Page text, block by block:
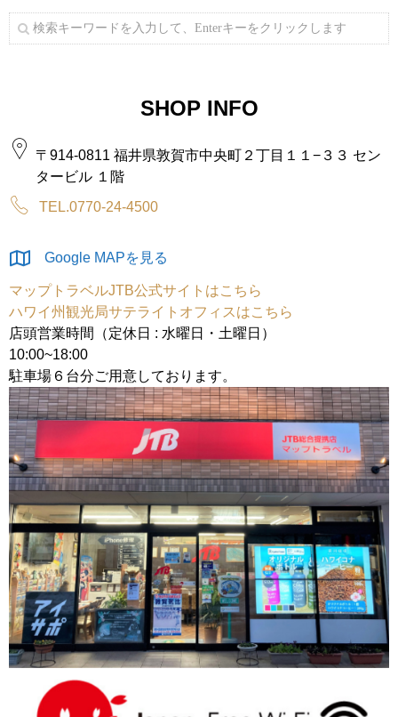
SHOP INFO
〒914-0811 福井県敦賀市中央町２丁目１１−３３ セン
タービル １階
TEL.0770-24-4500
Google MAPを見る
マップトラベルJTB公式サイトはこちら
ハワイ州観光局サテライトオフィスはこちら
店頭営業時間（定休日 : 水曜日・土曜日）
10:00~18:00
駐車場６台分ご用意しております。